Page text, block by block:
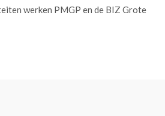
werken PMGP en de BIZ Grote